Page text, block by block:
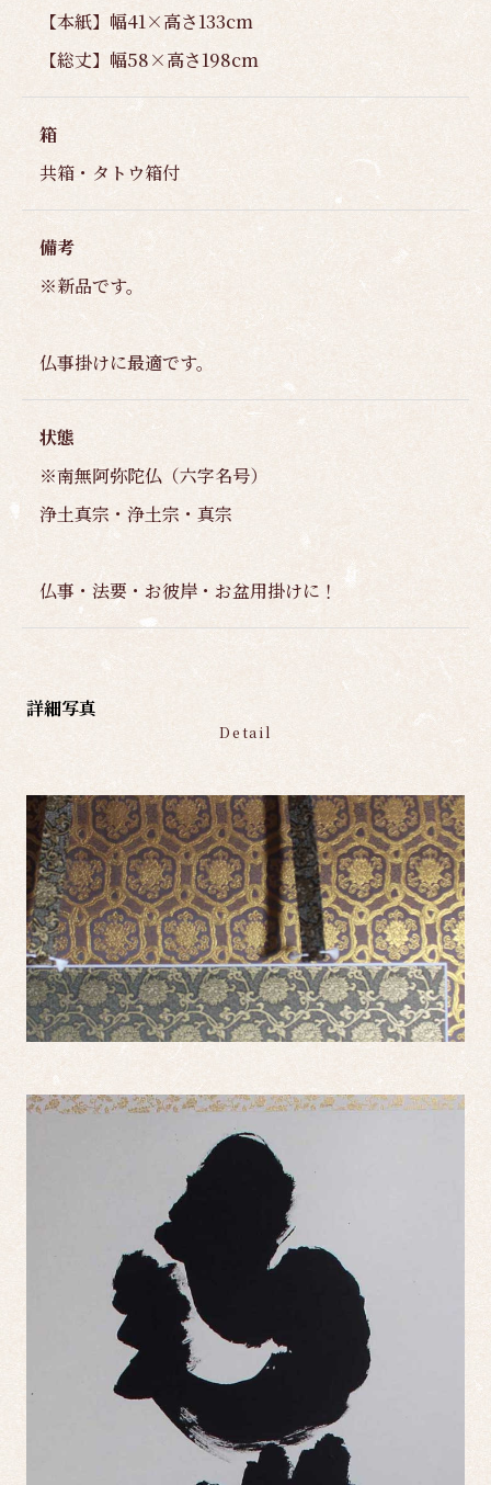
【本紙】幅41×高さ133cm
【総丈】幅58×高さ198cm
箱
共箱・タトウ箱付
備考
※新品です。
仏事掛けに最適です。
状態
※南無阿弥陀仏（六字名号）
浄土真宗・浄土宗・真宗
仏事・法要・お彼岸・お盆用掛けに！
詳細写真
Detail